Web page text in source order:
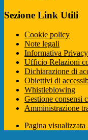
Sezione Link Utili
Cookie policy
Note legali
Informativa Privacy
Ufficio Relazioni
Dichiarazione di
Obiettivi di
Whistleblowing
Gestione consensi
Amministrazione
Pagina visualizzata